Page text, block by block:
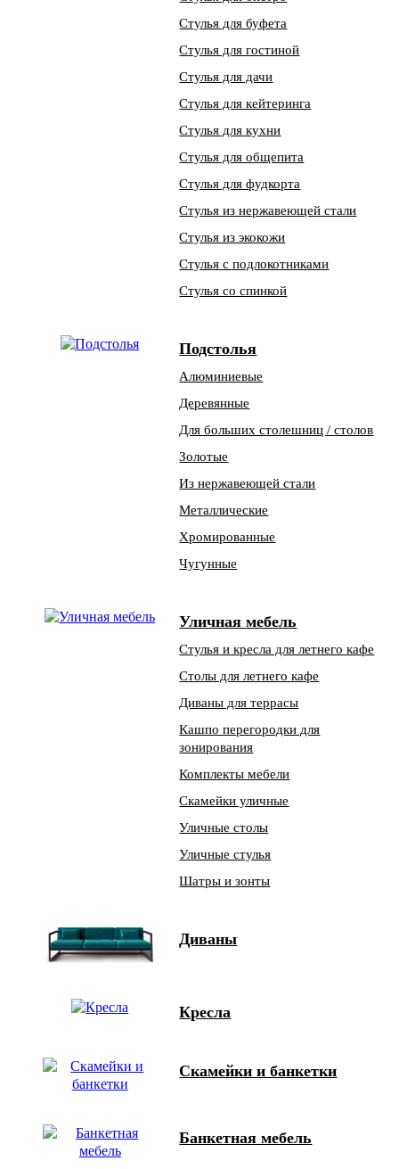
Стулья для буфета
Стулья для гостиной
Стулья для дачи
Стулья для кейтеринга
Стулья для кухни
Стулья для общепита
Стулья для фудкорта
Стулья из нержавеющей стали
Стулья из экокожи
Стулья с подлокотниками
Стулья со спинкой
Подстолья
Алюминиевые
Деревянные
Для больших столешниц / столов
Золотые
Из нержавеющей стали
Металлические
Хромированные
Чугунные
Уличная мебель
Стулья и кресла для летнего кафе
Столы для летнего кафе
Диваны для террасы
Кашпо перегородки для
зонирования
Комплекты мебели
Скамейки уличные
Уличные столы
Уличные стулья
Шатры и зонты
Диваны
Кресла
Скамейки и банкетки
Банкетная мебель